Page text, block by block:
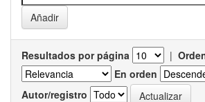
Resultados por página |
En orden
Autor/registro